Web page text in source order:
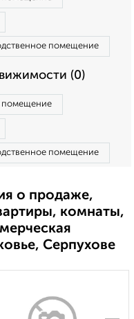
помещение
(0)
помещение
помещение
о продаже,
комнаты,
Серпухове